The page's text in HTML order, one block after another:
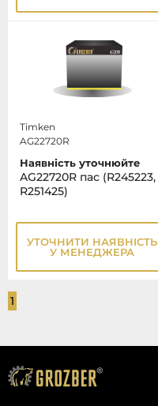
Timken
AG22720R
Наявність уточнюйте
AG22720R пас (R245223,
R251425)
УТОЧНИТИ НАЯВНІСТЬ
У МЕНЕДЖЕРА
1